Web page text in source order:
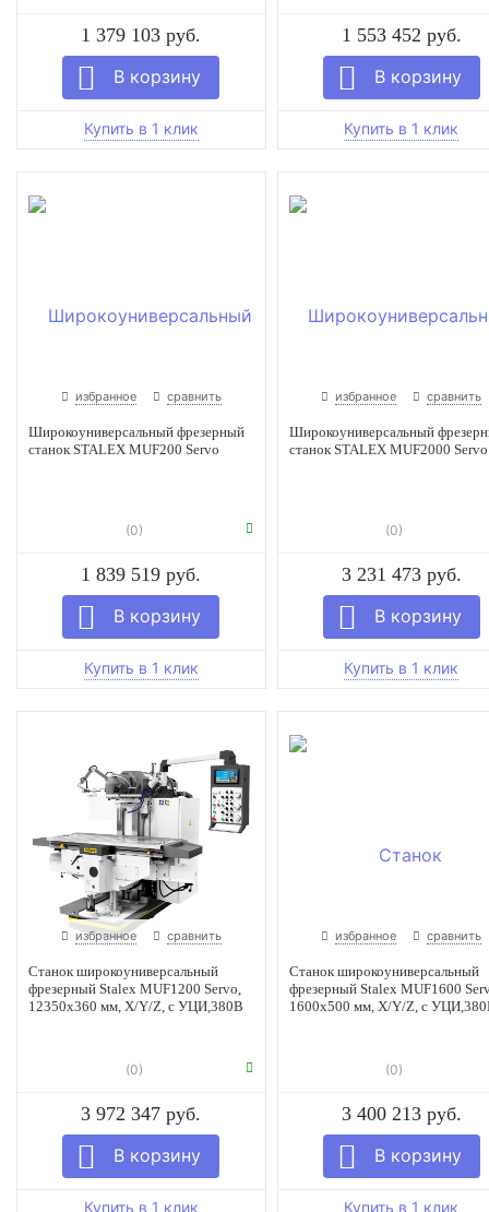
1 379 103 руб. 1 553 452 руб.
избранное сравнить
Широкоуниверсальный фрезерный
станок STALEX MUF200 Servo
(0)
1 839 519 руб.
избранное сравнить
Широкоуниверсальный
станок STALEX MUF2000 Servo
(0)
3 231 473 руб.
избранное сравнить
Станок широкоуниверсальный
фрезерный Stalex MUF1200 Servo,
12350х360 мм, X/Y/Z, с УЦИ,380В
(0)
3 972 347 руб.
избранное сравнить
Станок широкоуниверсальный
фрезерный Stalex MUF1600
1600х500 мм, X/Y/Z, с
(0)
3 400 213 руб.